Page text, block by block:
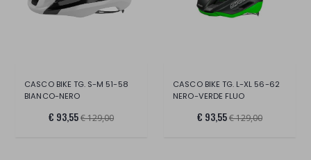
CASCO BIKE TG. S-M 51-58
BIANCO-NERO
€ 93,55€ 129,00
CASCO BIKE TG. L-XL 56-62
NERO-VERDE FLUO
€ 93,55€ 129,00